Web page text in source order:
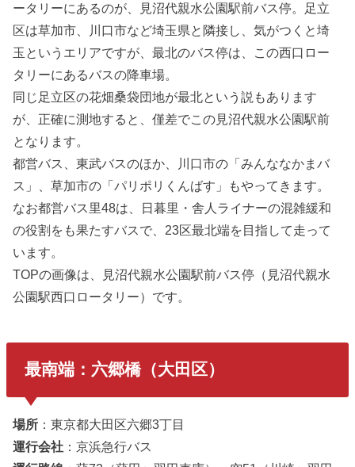
ータリーにあるのが、見沼代親水公園駅前バス停。足立
区は草加市、川口市など埼玉県と隣接し、気がつくと埼
玉というエリアですが、最北のバス停は、この西口ロー
タリーにあるバスの降車場。
同じ足立区の花畑桑袋団地が最北という説もあります
が、正確に測地すると、僅差でこの見沼代親水公園駅前
となります。
都営バス、東武バスのほか、川口市の「みんななかまバ
ス」、草加市の「パリポリくんばす」もやってきます。
なお都営バス里48は、日暮里・舎人ライナーの混雑緩和
の役割をも果たすバスで、23区最北端を目指して走って
います。
TOPの画像は、見沼代親水公園駅前バス停（見沼代親水
公園駅西口ロータリー）です。
最南端：六郷橋（大田区）
場所 ：東京都大田区六郷3丁目
運行会社 ：京浜急行バス